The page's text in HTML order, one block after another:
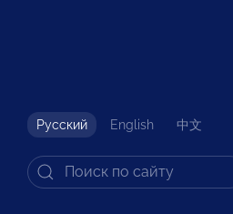
Русский English 中文